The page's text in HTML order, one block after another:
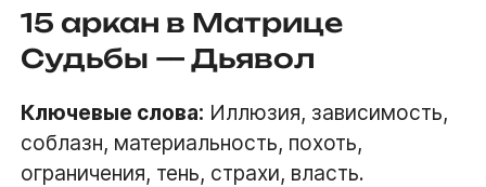
15 аркан в Матрице
Судьбы — Дьявол
Ключевые слова: Иллюзия, зависимость,
соблазн, материальность, похоть,
ограничения, тень, страхи, власть.